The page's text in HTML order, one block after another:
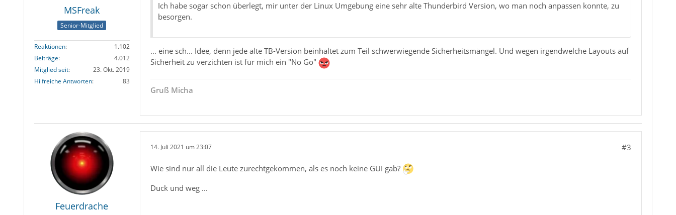
MSFreak
Senior-Mitglied
Reaktionen
1.102
Beiträge
4.012
Mitglied seit
23. Okt. 2019
Hilfreiche Antworten
83
Ich habe sogar schon überlegt, mir unter der Linux Umgebung eine sehr alte Thunderbird Version, wo man noch anpassen konnte, zu
besorgen.
... eine sch... Idee, denn jede alte TB-Version beinhaltet zum Teil schwerwiegende Sicherheitsmängel. Und wegen irgendwelche Layouts auf
Sicherheit zu verzichten ist für mich ein "No Go"
Gruß Micha
Feuerdrache
14. Juli 2021 um 23:07 #3
Wie sind nur all die Leute zurechtgekommen, als es noch keine GUI gab?
Duck und weg ...